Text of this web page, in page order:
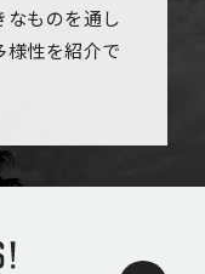
なものを通し
様性を紹介で